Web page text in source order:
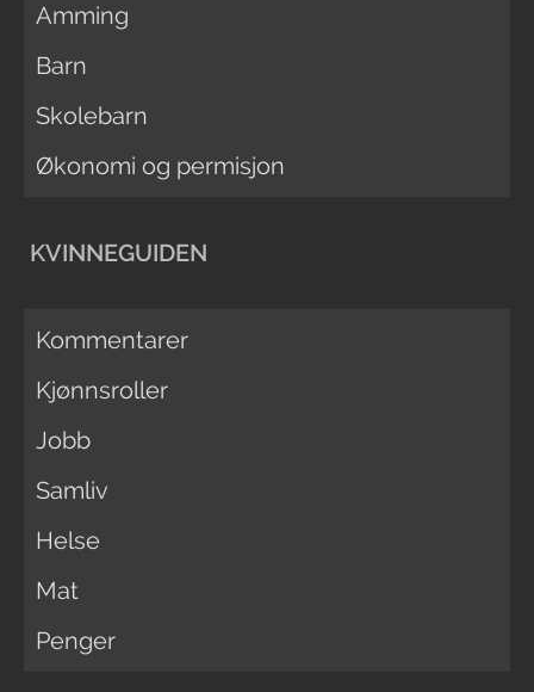
Amming
Barn
Skolebarn
Økonomi og permisjon
KVINNEGUIDEN
Kommentarer
Kjønnsroller
Jobb
Samliv
Helse
Mat
Penger